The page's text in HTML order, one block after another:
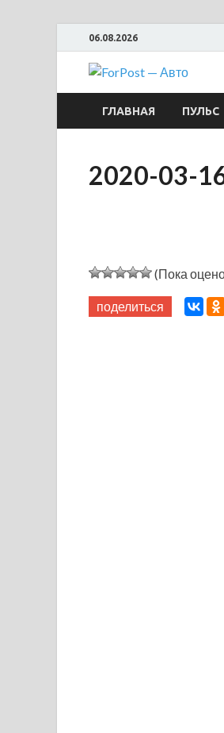
06.08.2026
ГЛАВНАЯ ПУЛЬС
2020-03-
(Пока
поделиться